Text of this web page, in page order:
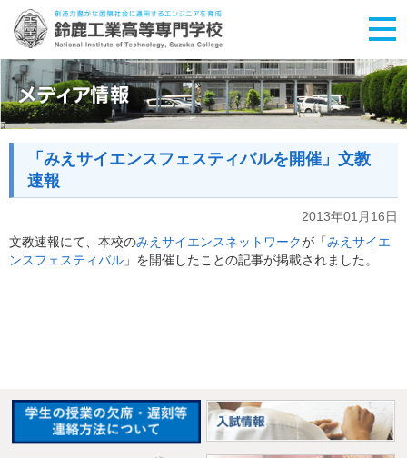
「みえサイエンスフェスティバルを開催」文教
速報
2013年01月16日
文教速報にて、本校のみえサイエンスネットワークが「みえサイエ
ンスフェスティバル 」を開催したことの記事が掲載されました。